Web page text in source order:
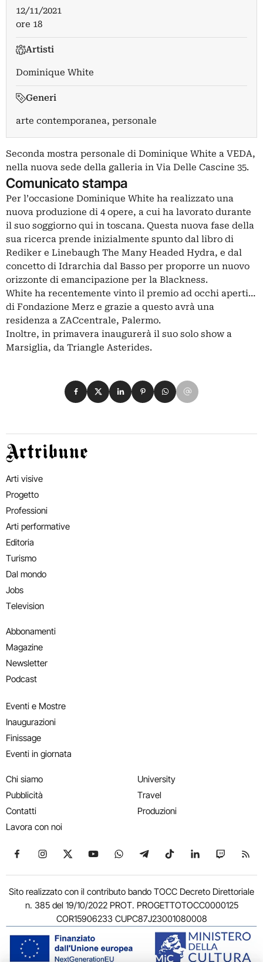
12/11/2021
ore 18
Artisti
Dominique White
Generi
arte contemporanea, personale
Seconda mostra personale di Dominique White a VEDA,
nella nuova sede della galleria in Via Delle Cascine 35.
Comunicato stampa
Per l’occasione Dominique White ha realizzato una
nuova produzione di 4 opere, a cui ha lavorato durante
il suo soggiorno qui in toscana. Questa nuova fase della
sua ricerca prende inizialmente spunto dal libro di
Rediker e Linebaugh The Many Headed Hydra, e dal
concetto di Idrarchia dal Basso per proporre un nuovo
orizzonte di emancipazione per la Blackness.
White ha recentemente vinto il premio ad occhi aperti…
di Fondazione Merz e grazie a questo avrà una
residenza a ZACcentrale, Palermo.
Inoltre, in primavera inaugurerà il suo solo show a
Marsiglia, da Triangle Asterides.
Condividi su Facebook
Condividi su X
Condividi su LinkedIn
Condividi su Pinterest
Condividi su WhatsApp
Condividi su Email
Artribune
Arti visive
Progetto
Professioni
Arti performative
Editoria
Turismo
Dal mondo
Jobs
Television
Abbonamenti
Magazine
Newsletter
Podcast
Eventi e Mostre
Inaugurazioni
Finissage
Eventi in giornata
Chi siamo
Pubblicità
Contatti
Lavora con noi
University
Travel
Produzioni
Seguici su Facebook
Seguici su Instagram
Seguici su X
Seguici su YouTube
Seguici su WhatsApp
Seguici su Telegram
Seguici su TikTok
Seguici su
Seguici
Sito realizzato con il contributo bando TOCC Decreto Direttoriale
n. 385 del 19/10/2022 PROT. PROGETTOTOCC0000125
COR15906233 CUPC87J23001080008